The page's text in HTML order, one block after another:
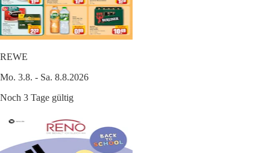
REWE
Mo. 3.8. - Sa. 8.8.2026
Noch 3 Tage gültig